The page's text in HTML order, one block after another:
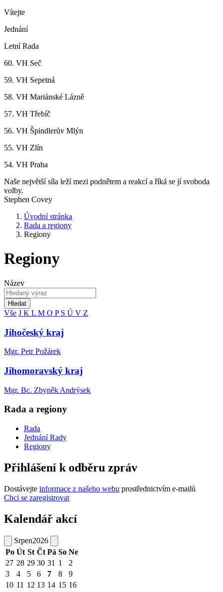
Vítejte
Jednání
Letní Rada
60. VH Seč
59. VH Sepetná
58. VH Mariánské Lázně
57. VH Třebíč
56. VH Špindlerův Mlýn
55. VH Zlín
54. VH Praha
Naše největší síla leží mezi podnětem a reakcí a říká se jí svoboda
volby.
Stephen Covey
Úvodní stránka
Rada a regiony
Regiony
Regiony
Název
Hledat
Vše J K L M O P S Ú V Z
Jihočeský kraj
Mgr. Petr Požárek
Jihomoravský kraj
Mgr. Bc. Zbyněk Andrýsek
Rada a regiony
Rada
Jednání Rady
Regiony
Přihlášení k odběru zpráv
Dostávejte informace z našeho webu prostřednictvím e-mailů
Chci se zaregistrovat
Kalendář akcí
Srpen2026
Po Út St Čt Pá So Ne
27 28 29 30 31 1
2
3
4 5 6 7 8
9
10 11 12 13 14 15 16